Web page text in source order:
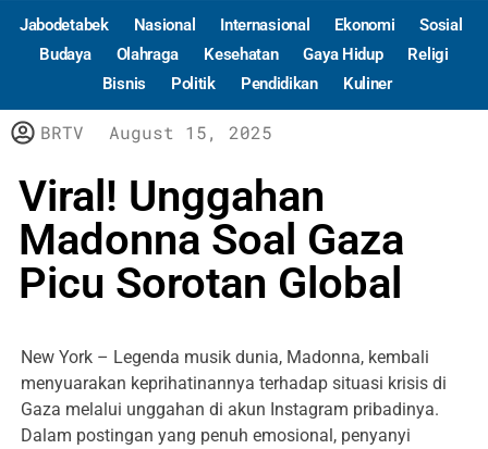
Jabodetabek Nasional Internasional Ekonomi
Sosial
Budaya
Olahraga Kesehatan Gaya Hidup
Religi
Bisnis
Politik Pendidikan Kuliner
BRTV August 15, 2025
Viral! Unggahan
Madonna Soal Gaza
Picu Sorotan Global
New York – Legenda musik dunia, Madonna, kembali
menyuarakan keprihatinannya terhadap situasi krisis di
Gaza melalui unggahan di akun Instagram pribadinya.
Dalam postingan yang penuh emosional, penyanyi